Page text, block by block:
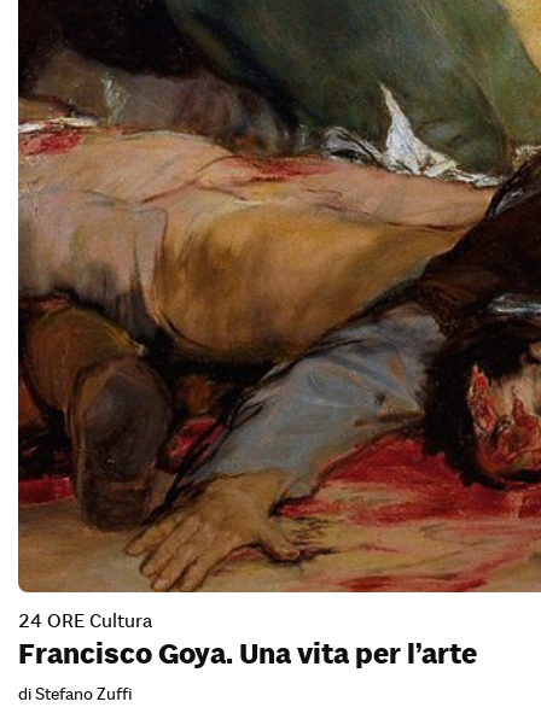
24 ORE Cultura
Francisco Goya. Una vita per l’arte
di Stefano Zuffi